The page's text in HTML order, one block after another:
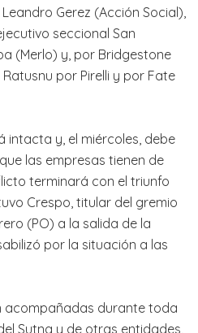
Gerez (Acción Social),
seccional San
(Merlo) y, por Bridgestone
por Pirelli y por Fate
intacta y, el miércoles, debe
las empresas tienen de
terminará con el triunfo
Crespo, titular del gremio
(PO) a la salida de la
por la situación a las
acompañadas durante toda
Sutna y de otras entidades,